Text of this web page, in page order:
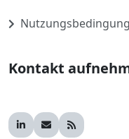
Kontakt